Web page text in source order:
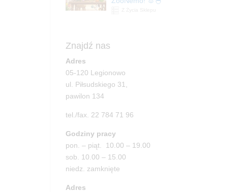
Znajdź nas
Adres
05-120 Legionowo
ul. Piłsudskiego 31,
pawilon 134
tel./fax. 22 784 71 96
Godziny pracy
pon. – piąt. 10.00 – 19.00
sob. 10.00 – 15.00
niedz. zamknięte
Adres